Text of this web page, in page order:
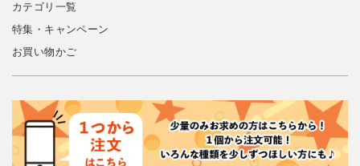
カテゴリ一覧
特集・キャンペーン
お買い物かご